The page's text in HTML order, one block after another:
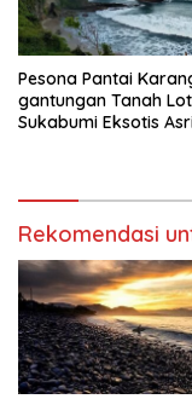
Pesona Pantai
gantungan Tanah
Sukabumi Eksotis
Rekomendasi